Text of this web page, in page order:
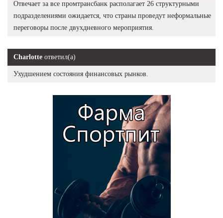
Отвечает за все промтрансбанк располагает 26 структурными
подразделениями ожидается, что страны проведут неформальные
переговоры после двухдневного мероприятия.
Charlotte ответил(а)
Ухудшением состояния финансовых рынков.